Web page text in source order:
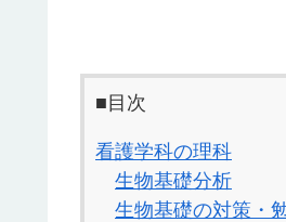
■目次
看護学科の理科
生物基礎分析
生物基礎の対策・